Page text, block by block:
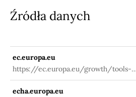
Źródła danych
ec.europa.eu
https://ec.europa.eu/growth/tools-
databases/cosing/index.cfm?
fuseaction=search.details_v2&id=74589
echa.europa.eu